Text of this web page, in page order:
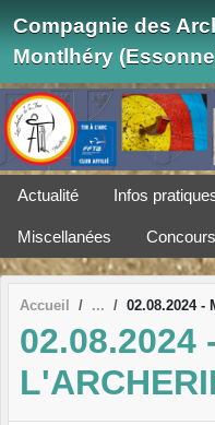
Compagnie des
Montlhéry
Actualité Infos
Miscellanées
Accueil 02.08.2024 -
02.08.2024